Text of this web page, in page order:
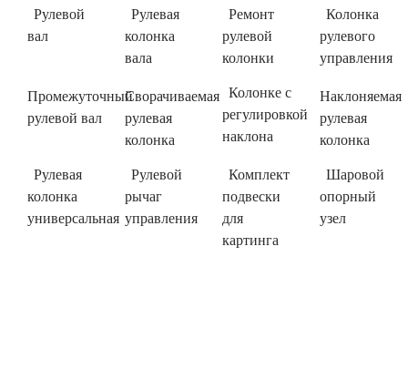
Рулевой
вал
Рулевая
колонка
вала
Ремонт
рулевой
колонки
Колонка
рулевого
управления
Промежуточный
рулевой вал
Сворачиваемая
рулевая
колонка
Колонке с
регулировкой
наклона
Наклоняемая
рулевая
колонка
Рулевая
колонка
универсальная
Рулевой
рычаг
управления
Комплект
подвески
для
картинга
Шаровой
опорный
узел